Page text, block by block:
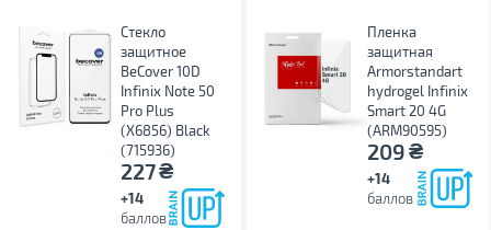
Стекло
защитное
BeCover 10D
Infinix Note 50
Pro Plus
(X6856) Black
(715936)
227₴
+14
баллов
Пленка
защитная
Armorstandart
hydrogel Infinix
Smart 20 4G
(ARM90595)
209₴
+14
баллов